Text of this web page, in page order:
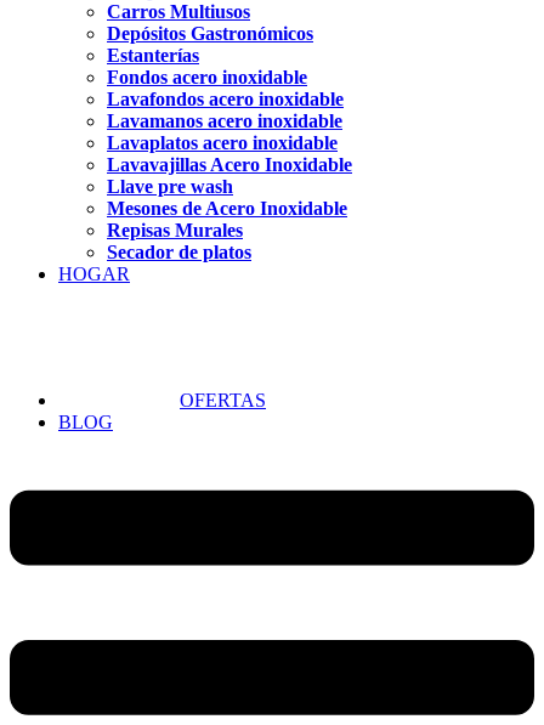
Carros Multiusos
Depósitos Gastronómicos
Estanterías
Fondos acero inoxidable
Lavafondos acero inoxidable
Lavamanos acero inoxidable
Lavaplatos acero inoxidable
Lavavajillas Acero Inoxidable
Llave pre wash
Mesones de Acero Inoxidable
Repisas Murales
Secador de platos
HOGAR
OFERTAS
BLOG